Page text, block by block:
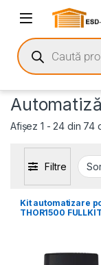
Afișez 1 - 24 din 74
Filtre
Kit automatizare
THOR1500 FULLKIT